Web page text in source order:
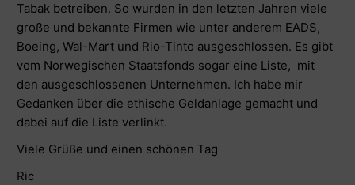
Tabak betreiben. So wurden in den letzten Jahren viele
große und bekannte Firmen wie unter anderem EADS,
Boeing, Wal-Mart und Rio-Tinto ausgeschlossen. Es gibt
vom Norwegischen Staatsfonds sogar eine Liste, mit
den ausgeschlossenen Unternehmen. Ich habe mir
Gedanken über die ethische Geldanlage gemacht und
dabei auf die Liste verlinkt.
Viele Grüße und einen schönen Tag
Ric